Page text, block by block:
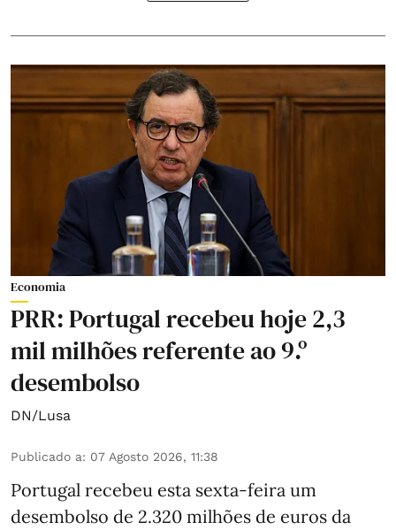
Economia
PRR: Portugal recebeu hoje 2,3
mil milhões referente ao 9.º
desembolso
DN/Lusa
Publicado a: 07 Agosto 2026, 11:38
Portugal recebeu esta sexta-feira um
desembolso de 2.320 milhões de euros da